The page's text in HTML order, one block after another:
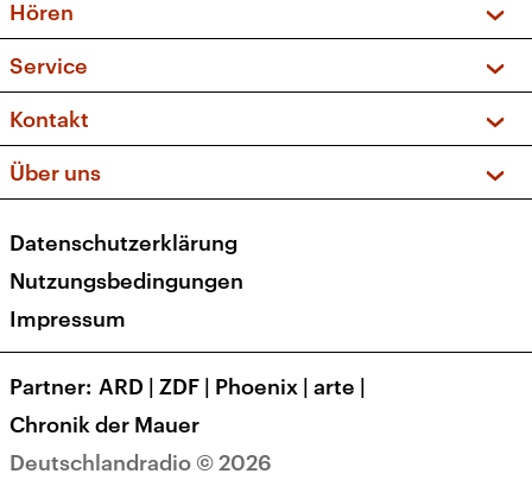
Sendungen und Podcasts
Musikliste
Kakadu – Das Kinderprogramm
Hören
Frequenzen (UKW + DAB+)
Service
FAQ
Apps
Newsletter
Veranstaltungen
Kontakt
Social Media
Über uns
Presse
Karriere
Transparenz
Deutschlandradio © 2026
Datenschutzerklärung
Nutzungsbedingungen
Impressum
Partner ARD | ZDF | Phoenix | arte |
Chronik der Mauer